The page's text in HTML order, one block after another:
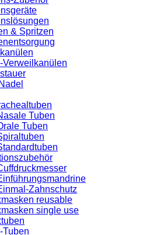
& Spritzen
Verweilkanülen
Tuben
Tuben
Zahnschutz
reusable
single use
Tuben